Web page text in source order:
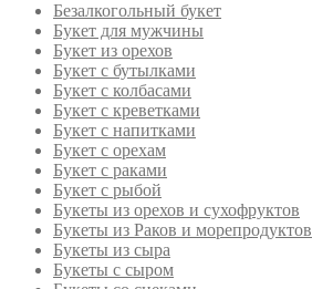
Безалкогольный букет
Букет для мужчины
Букет из орехов
Букет с бутылками
Букет с колбасами
Букет с креветками
Букет с напитками
Букет с орехам
Букет с раками
Букет с рыбой
Букеты из орехов и сухофруктов
Букеты из Раков и морепродуктов
Букеты из сыра
Букеты с сыром